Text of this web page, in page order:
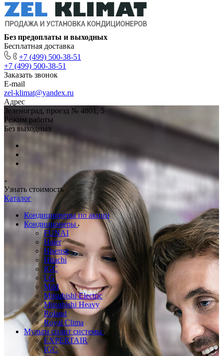
Без предоплаты и выходных
Бесплатная доставка
+7 (499) 500-38-51
+7 (499) 500-38-51
Заказать звонок
E-mail
zel-klimat@yandex.ru
Адрес
Зеленоград, проезд № 4801, 5
Режим работы
Без выходных
Узнать стоимость
Каталог
Кондиционеры по акции
Кондиционеры
FUNAI
Haier
Hisense
Hitachi
IGC
LG
Mild
Mitsubishi Electric
Mitsubishi Heavy
Roland
Royal Clima
Мульти сплит системы
EXPERTAIR
IGC